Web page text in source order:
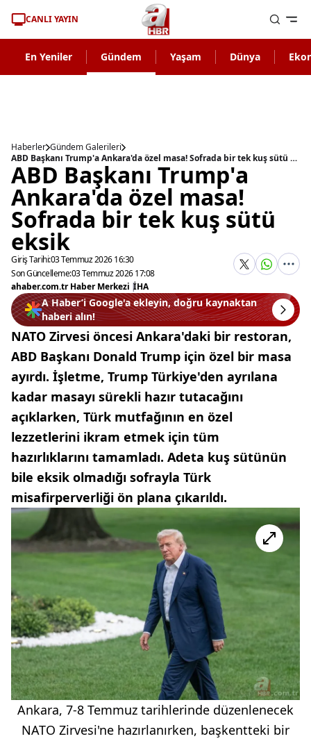
CANLI YAYIN
En Yeniler Gündem Yaşam Dünya
Haberler Gündem Galerileri
ABD Başkanı Trump'a Ankara'da özel masa! Sofrada bir tek kuş sütü eksik
ABD Başkanı Trump'a
Ankara'da özel masa!
Sofrada bir tek kuş sütü
eksik
Giriş Tarihi:03 Temmuz 2026 16:30
Son Güncelleme:03 Temmuz 2026 17:08
ahaber.com.tr Haber Merkezi |İHA
A Haber’i Google'a ekleyin, doğru kaynaktan
haberi alın!
NATO Zirvesi öncesi Ankara'daki bir restoran,
ABD Başkanı Donald Trump için özel bir masa
ayırdı. İşletme, Trump Türkiye'den ayrılana
kadar masayı sürekli hazır tutacağını
açıklarken, Türk mutfağının en özel
lezzetlerini ikram etmek için tüm
hazırlıklarını tamamladı. Adeta kuş sütünün
bile eksik olmadığı sofrayla Türk
misafirperverliği ön plana çıkarıldı.
Ankara, 7-8 Temmuz tarihlerinde düzenlenecek
NATO Zirvesi'ne hazırlanırken, başkentteki bir